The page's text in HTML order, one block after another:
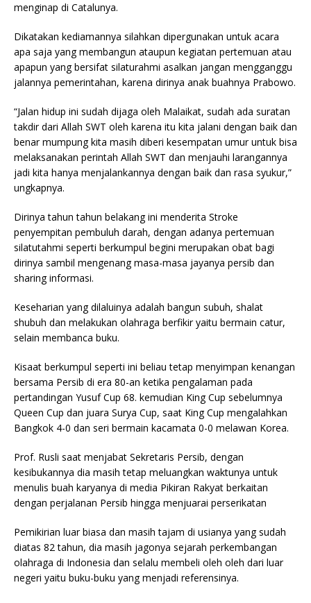
menginap di Catalunya.
Dikatakan kediamannya silahkan dipergunakan untuk acara
apa saja yang membangun ataupun kegiatan pertemuan atau
apapun yang bersifat silaturahmi asalkan jangan mengganggu
jalannya pemerintahan, karena dirinya anak buahnya Prabowo.
“Jalan hidup ini sudah dijaga oleh Malaikat, sudah ada suratan
takdir dari Allah SWT oleh karena itu kita jalani dengan baik dan
benar mumpung kita masih diberi kesempatan umur untuk bisa
melaksanakan perintah Allah SWT dan menjauhi larangannya
jadi kita hanya menjalankannya dengan baik dan rasa syukur,”
ungkapnya.
Dirinya tahun tahun belakang ini menderita Stroke
penyempitan pembuluh darah, dengan adanya pertemuan
silatutahmi seperti berkumpul begini merupakan obat bagi
dirinya sambil mengenang masa-masa jayanya persib dan
sharing informasi.
Keseharian yang dilaluinya adalah bangun subuh, shalat
shubuh dan melakukan olahraga berfikir yaitu bermain catur,
selain membanca buku.
Kisaat berkumpul seperti ini beliau tetap menyimpan kenangan
bersama Persib di era 80-an ketika pengalaman pada
pertandingan Yusuf Cup 68. kemudian King Cup sebelumnya
Queen Cup dan juara Surya Cup, saat King Cup mengalahkan
Bangkok 4-0 dan seri bermain kacamata 0-0 melawan Korea.
Prof. Rusli saat menjabat Sekretaris Persib, dengan
kesibukannya dia masih tetap meluangkan waktunya untuk
menulis buah karyanya di media Pikiran Rakyat berkaitan
dengan perjalanan Persib hingga menjuarai perserikatan
Pemikirian luar biasa dan masih tajam di usianya yang sudah
diatas 82 tahun, dia masih jagonya sejarah perkembangan
olahraga di Indonesia dan selalu membeli oleh oleh dari luar
negeri yaitu buku-buku yang menjadi referensinya.